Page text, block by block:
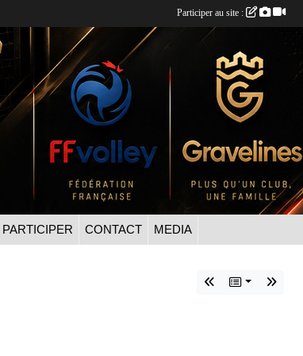
PARTICIPER CONTACT MEDIA
Participer au site :